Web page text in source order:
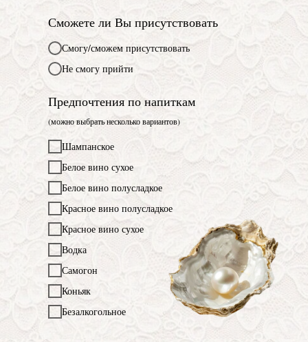
Сможете ли Вы присутствовать
Смогу/сможем присутствовать
Не смогу прийти
Предпочтения по напиткам
(можно выбрать несколько вариантов)
Шампанское
Белое вино сухое
Белое вино полусладкое
Красное вино полусладкое
Красное вино сухое
Водка
Самогон
Коньяк
Безалкогольное